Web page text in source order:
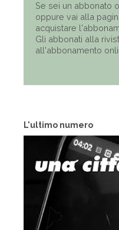
L'ultimo numero
Se sei un abbonato
oppure vai alla
acquistare
Gli abbonati alla
all'abbonamento